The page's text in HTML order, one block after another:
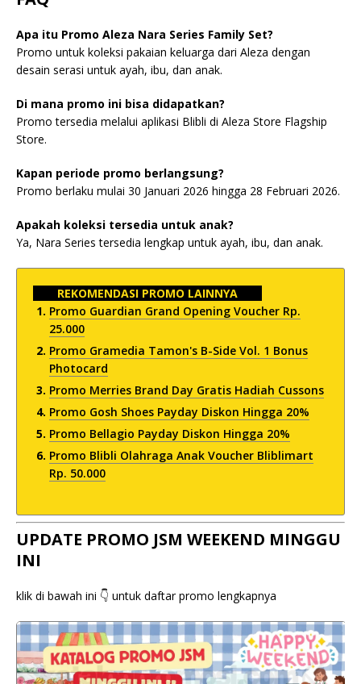
Apa itu Promo Aleza Nara Series Family Set?
Promo untuk koleksi pakaian keluarga dari Aleza dengan
desain serasi untuk ayah, ibu, dan anak.
Di mana promo ini bisa didapatkan?
Promo tersedia melalui aplikasi Blibli di Aleza Store Flagship
Store.
Kapan periode promo berlangsung?
Promo berlaku mulai 30 Januari 2026 hingga 28 Februari 2026.
Apakah koleksi tersedia untuk anak?
Ya, Nara Series tersedia lengkap untuk ayah, ibu, dan anak.
REKOMENDASI PROMO LAINNYA
Promo Guardian Grand Opening Voucher Rp.
25.000
Promo Gramedia Tamon's B-Side Vol. 1 Bonus
Photocard
Promo Merries Brand Day Gratis Hadiah Cussons
Promo Gosh Shoes Payday Diskon Hingga 20%
Promo Bellagio Payday Diskon Hingga 20%
Promo Blibli Olahraga Anak Voucher Bliblimart
Rp. 50.000
UPDATE PROMO JSM WEEKEND MINGGU
INI
klik di bawah ini 👇 untuk daftar promo lengkapnya